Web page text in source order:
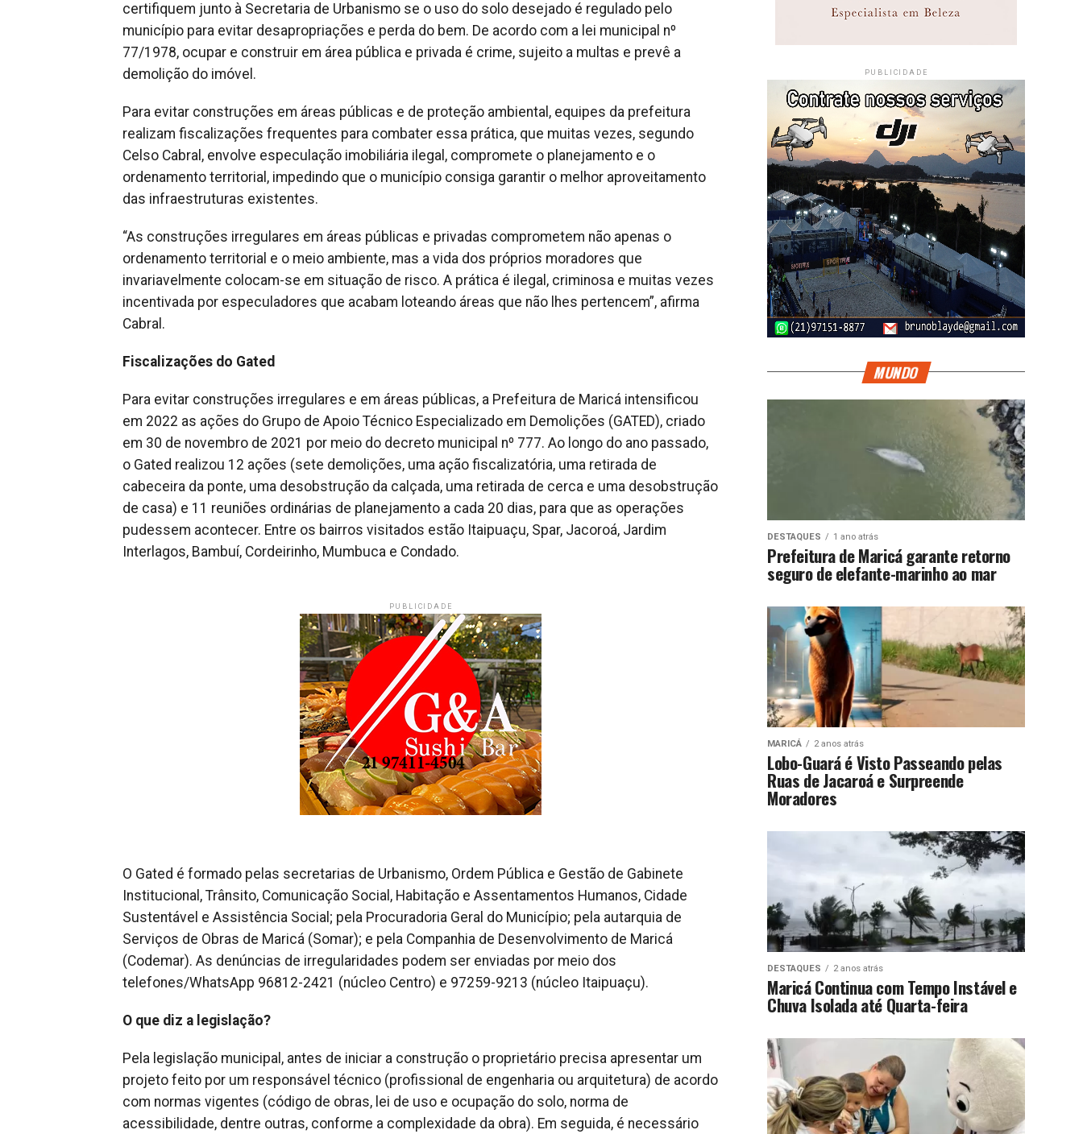
certifiquem junto à Secretaria de Urbanismo se o uso do solo desejado é regulado pelo
município para evitar desapropriações e perda do bem. De acordo com a lei municipal nº
77/1978, ocupar e construir em área pública e privada é crime, sujeito a multas e prevê a
demolição do imóvel.
Para evitar construções em áreas públicas e de proteção ambiental, equipes da prefeitura
realizam fiscalizações frequentes para combater essa prática, que muitas vezes, segundo
Celso Cabral, envolve especulação imobiliária ilegal, compromete o planejamento e o
ordenamento territorial, impedindo que o município consiga garantir o melhor aproveitamento
das infraestruturas existentes.
“As construções irregulares em áreas públicas e privadas comprometem não apenas o
ordenamento territorial e o meio ambiente, mas a vida dos próprios moradores que
invariavelmente colocam-se em situação de risco. A prática é ilegal, criminosa e muitas vezes
incentivada por especuladores que acabam loteando áreas que não lhes pertencem”, afirma
Cabral.
Fiscalizações do Gated
Para evitar construções irregulares e em áreas públicas, a Prefeitura de Maricá intensificou
em 2022 as ações do Grupo de Apoio Técnico Especializado em Demolições (GATED), criado
em 30 de novembro de 2021 por meio do decreto municipal nº 777. Ao longo do ano passado,
o Gated realizou 12 ações (sete demolições, uma ação fiscalizatória, uma retirada de
cabeceira da ponte, uma desobstrução da calçada, uma retirada de cerca e uma desobstrução
de casa) e 11 reuniões ordinárias de planejamento a cada 20 dias, para que as operações
pudessem acontecer. Entre os bairros visitados estão Itaipuaçu, Spar, Jacoroá, Jardim
Interlagos, Bambuí, Cordeirinho, Mumbuca e Condado.
PUBLICIDADE
O Gated é formado pelas secretarias de Urbanismo, Ordem Pública e Gestão de Gabinete
Institucional, Trânsito, Comunicação Social, Habitação e Assentamentos Humanos, Cidade
Sustentável e Assistência Social; pela Procuradoria Geral do Município; pela autarquia de
Serviços de Obras de Maricá (Somar); e pela Companhia de Desenvolvimento de Maricá
(Codemar). As denúncias de irregularidades podem ser enviadas por meio dos
telefones/WhatsApp 96812-2421 (núcleo Centro) e 97259-9213 (núcleo Itaipuaçu).
O que diz a legislação?
Pela legislação municipal, antes de iniciar a construção o proprietário precisa apresentar um
projeto feito por um responsável técnico (profissional de engenharia ou arquitetura) de acordo
com normas vigentes (código de obras, lei de uso e ocupação do solo, norma de
acessibilidade, dentre outras, conforme a complexidade da obra). Em seguida, é necessário
PUBLICIDADE
MUNDO
DESTAQUES 1 ano atrás
Prefeitura de Maricá garante retorno
seguro de elefante-marinho ao mar
MARICÁ 2 anos atrás
Lobo-Guará é Visto Passeando pelas
Ruas de Jacaroá e Surpreende
Moradores
DESTAQUES 2 anos atrás
Maricá Continua com Tempo Instável e
Chuva Isolada até Quarta-feira